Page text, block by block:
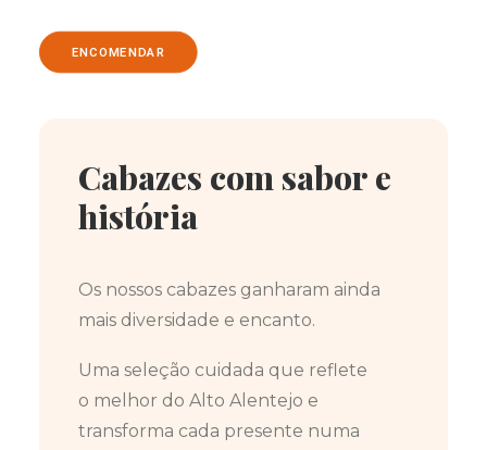
ENCOMENDAR
Cabazes com sabor e
história
Os nossos cabazes ganharam ainda
mais diversidade e encanto.
Uma seleção cuidada que reflete
o melhor do Alto Alentejo e
transforma cada presente numa